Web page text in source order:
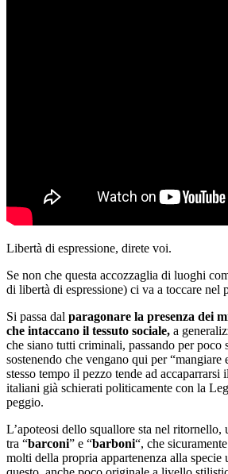
Libertà di espressione, direte voi.
Se non che questa accozzaglia di luoghi
di libertà di espressione) ci va a toccare nel
Si passa dal paragonare la presenza dei
che intaccano il tessuto sociale, a
che siano tutti criminali, passando per poco
sostenendo che vengano qui per “mangiare
stesso tempo il pezzo tende ad
italiani già schierati politicamente con la
peggio.
L’apoteosi dello squallore sta nel ritornello,
tra “barconi” e “barboni“, che
molti della propria appartenenza alla specie